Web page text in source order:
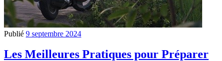
Publié 9 septembre 2024
Les Meilleures Pratiques pour Préparer